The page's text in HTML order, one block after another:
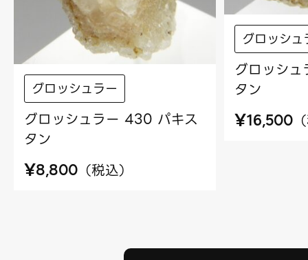
グロッシュラー
グロッシュラー 430 パキス
タン
¥8,800 （税込）
グロッシュ
グロッシ
タン
¥16,500 （